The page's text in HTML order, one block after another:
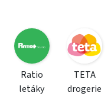
Ratio
letáky
TETA
drogerie